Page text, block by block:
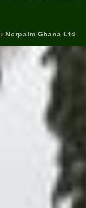
Norpalm Ghana Ltd